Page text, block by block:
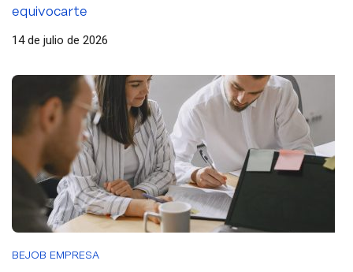
equivocarte
14 de julio de 2026
BEJOB EMPRESA